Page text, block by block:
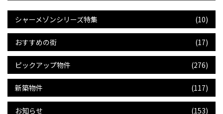
シャーメゾンシリーズ特集 (10)
おすすめの街 (17)
ピックアップ物件 (276)
新築物件 (117)
お知らせ (153)